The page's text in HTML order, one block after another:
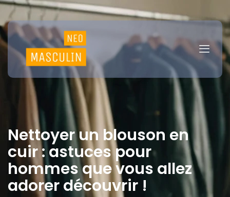
Nettoyer un blouson en
cuir : astuces pour
hommes que vous allez
adorer découvrir !